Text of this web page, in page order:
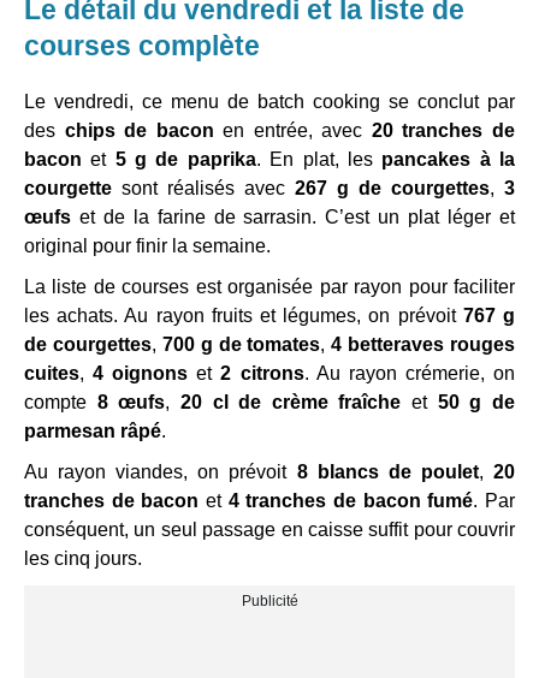
Le détail du vendredi et la liste de
courses complète
Le vendredi, ce menu de batch cooking se conclut par
des chips de bacon en entrée, avec 20 tranches de
bacon et 5 g de paprika. En plat, les pancakes à la
courgette sont réalisés avec 267 g de courgettes, 3
œufs et de la farine de sarrasin. C’est un plat léger et
original pour finir la semaine.
La liste de courses est organisée par rayon pour faciliter
les achats. Au rayon fruits et légumes, on prévoit 767 g
de courgettes, 700 g de tomates,4 betteraves rouges
cuites,4 oignons et2 citrons. Au rayon crémerie, on
compte 8 œufs, 20 cl de crème fraîche et 50 g de
parmesan râpé.
Au rayon viandes, on prévoit 8 blancs de poulet,20
tranches de bacon et 4 tranches de bacon fumé. Par
conséquent, un seul passage en caisse suffit pour couvrir
les cinq jours.